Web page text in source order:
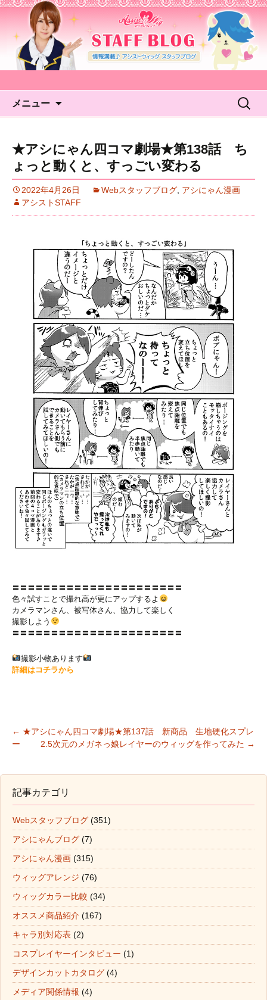
アシストウィッグ STAFF
BLOG
メニュー
検
★アシにゃん四コマ劇場★第138話 ち
ょっと動くと、すっごい変わる
2022年4月26日 Webスタッフブログ アシにゃん漫画
アシストSTAFF
〓〓〓〓〓〓〓〓〓〓〓〓〓〓〓〓〓〓〓〓〓〓
色々試すことで撮れ高が更にアップするよ
カメラマンさん、被写体さん、協力して楽しく
撮影しよう
〓〓〓〓〓〓〓〓〓〓〓〓〓〓〓〓〓〓〓〓〓〓
撮影小物あります
詳細はコチラから
← ★アシにゃん四コマ劇場★第137話 新商品 生地硬化スプレ
ー
2.5次元のメガネっ娘レイヤーのウィッグを作ってみた →
記事カテゴリ
Webスタッフブログ (351)
アシにゃんブログ (7)
アシにゃん漫画 (315)
ウィッグアレンジ (76)
ウィッグカラー比較 (34)
オススメ商品紹介 (167)
キャラ別対応表 (2)
コスプレイヤーインタビュー (1)
デザインカットカタログ (4)
メディア関係情報 (4)